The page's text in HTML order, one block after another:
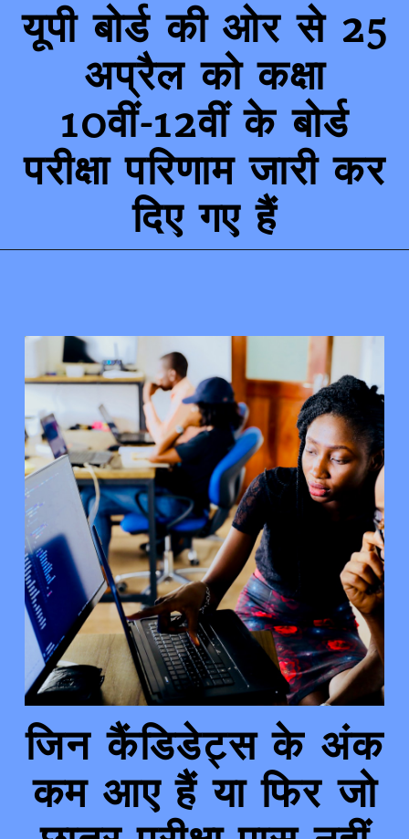
यूपी बोर्ड की ओर से 25
अप्रैल को कक्षा
10वीं-12वीं के बोर्ड
परीक्षा परिणाम जारी कर
दिए गए हैं
जिन कैंडिडेट्स के अंक
कम आए हैं या फिर जो